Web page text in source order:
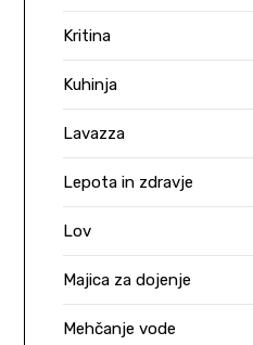
Kritina
Kuhinja
Lavazza
Lepota in zdravje
Lov
Majica za dojenje
Mehčanje vode